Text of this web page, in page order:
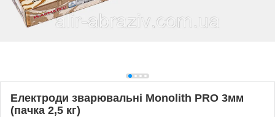
Електроди зварювальні Monolith PRO 3мм
(пачка 2,5 кг)